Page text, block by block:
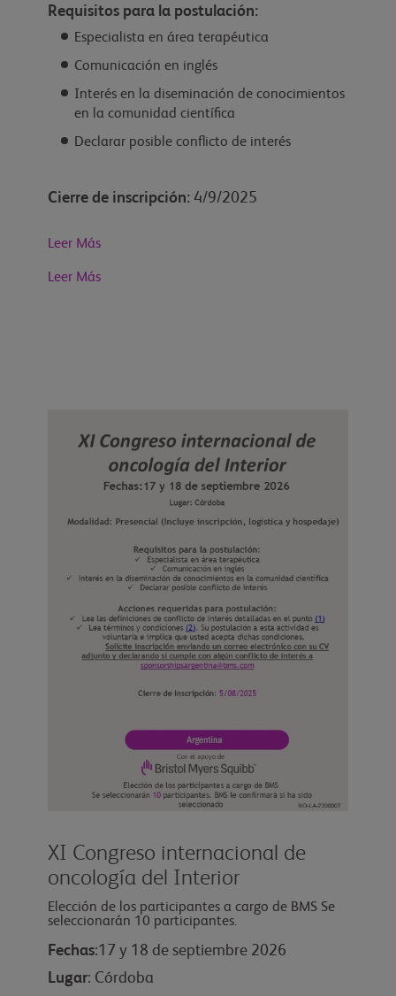
Requisitos para la postulación:
Especialista en área terapéutica
Comunicación en inglés
Interés en la diseminación de conocimientos
en la comunidad científica
Declarar posible conflicto de interés
Cierre de inscripción: 4/9/2025
Leer Más
Leer Más
XI Congreso internacional de
oncología del Interior
Elección de los participantes a cargo de BMS Se
seleccionarán 10 participantes.
Fechas:17 y 18 de septiembre 2026
Lugar: Córdoba